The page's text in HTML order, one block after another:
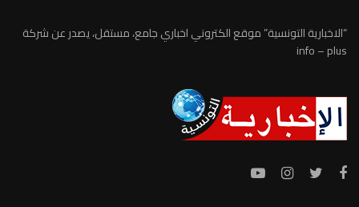
“الاخبارية التونسية” موقع الكتروني اخباري جامع، مستقل، يصدر عن شركة
info – plus